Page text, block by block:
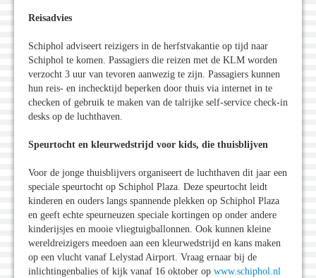
Reisadvies
Schiphol adviseert reizigers in de herfstvakantie op tijd naar
Schiphol te komen. Passagiers die reizen met de KLM worden
verzocht 3 uur van tevoren aanwezig te zijn. Passagiers kunnen
hun reis- en inchecktijd beperken door thuis via internet in te
checken of gebruik te maken van de talrijke self-service check-in
desks op de luchthaven.
Speurtocht en kleurwedstrijd voor kids, die thuisblijven
Voor de jonge thuisblijvers organiseert de luchthaven dit jaar een
speciale speurtocht op Schiphol Plaza. Deze speurtocht leidt
kinderen en ouders langs spannende plekken op Schiphol Plaza
en geeft echte speurneuzen speciale kortingen op onder andere
kinderijsjes en mooie vliegtuigballonnen. Ook kunnen kleine
wereldreizigers meedoen aan een kleurwedstrijd en kans maken
op een vlucht vanaf Lelystad Airport. Vraag ernaar bij de
inlichtingenbalies of kijk vanaf 16 oktober op www.schiphol.nl